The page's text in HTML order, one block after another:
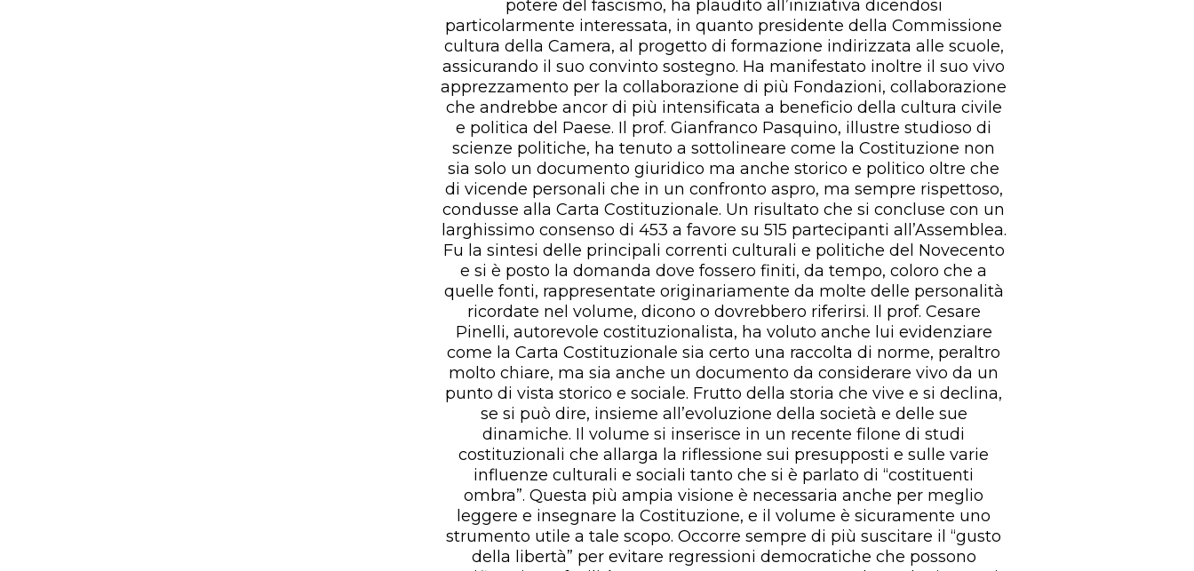
potere del fascismo, ha plaudito all’iniziativa dicendosi
particolarmente interessata, in quanto presidente della Commissione
cultura della Camera, al progetto di formazione indirizzata alle scuole,
assicurando il suo convinto sostegno. Ha manifestato inoltre il suo vivo
apprezzamento per la collaborazione di più Fondazioni, collaborazione
che andrebbe ancor di più intensificata a beneficio della cultura civile
e politica del Paese. Il prof. Gianfranco Pasquino, illustre studioso di
scienze politiche, ha tenuto a sottolineare come la Costituzione non
sia solo un documento giuridico ma anche storico e politico oltre che
di vicende personali che in un confronto aspro, ma sempre rispettoso,
condusse alla Carta Costituzionale. Un risultato che si concluse con un
larghissimo consenso di 453 a favore su 515 partecipanti all’Assemblea.
Fu la sintesi delle principali correnti culturali e politiche del Novecento
e si è posto la domanda dove fossero finiti, da tempo, coloro che a
quelle fonti, rappresentate originariamente da molte delle personalità
ricordate nel volume, dicono o dovrebbero riferirsi. Il prof. Cesare
Pinelli, autorevole costituzionalista, ha voluto anche lui evidenziare
come la Carta Costituzionale sia certo una raccolta di norme, peraltro
molto chiare, ma sia anche un documento da considerare vivo da un
punto di vista storico e sociale. Frutto della storia che vive e si declina,
se si può dire, insieme all’evoluzione della società e delle sue
dinamiche. Il volume si inserisce in un recente filone di studi
costituzionali che allarga la riflessione sui presupposti e sulle varie
influenze culturali e sociali tanto che si è parlato di “costituenti
ombra”. Questa più ampia visione è necessaria anche per meglio
leggere e insegnare la Costituzione, e il volume è sicuramente uno
strumento utile a tale scopo. Occorre sempre di più suscitare il “gusto
della libertà” per evitare regressioni democratiche che possono